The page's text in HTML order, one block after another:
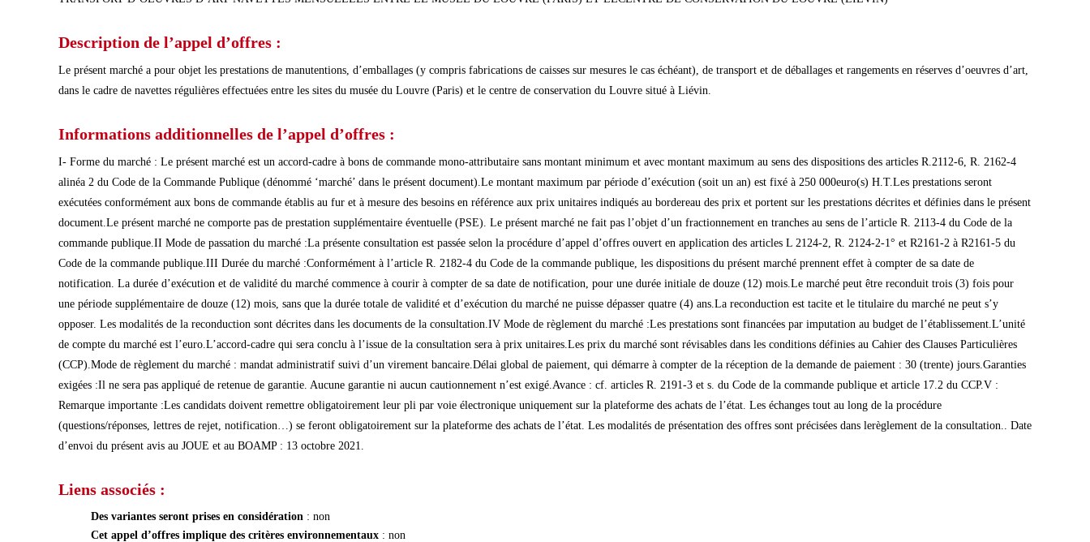
Description de l’appel d’offres :
Le présent marché a pour objet les prestations de manutentions, d’emballages (y compris fabrications de caisses sur mesures le cas échéant), de transport et de déballages et rangements en réserves d’oeuvres d’art,
dans le cadre de navettes régulières effectuées entre les sites du musée du Louvre (Paris) et le centre de conservation du Louvre situé à Liévin.
Informations additionnelles de l’appel d’offres :
I- Forme du marché : Le présent marché est un accord-cadre à bons de commande mono-attributaire sans montant minimum et avec montant maximum au sens des dispositions des articles R.2112-6, R. 2162-4
alinéa 2 du Code de la Commande Publique (dénommé ‘marché’ dans le présent document).Le montant maximum par période d’exécution (soit un an) est fixé à 250 000euro(s) H.T.Les prestations seront
exécutées conformément aux bons de commande établis au fur et à mesure des besoins en référence aux prix unitaires indiqués au bordereau des prix et portent sur les prestations décrites et définies dans le présent
document.Le présent marché ne comporte pas de prestation supplémentaire éventuelle (PSE). Le présent marché ne fait pas l’objet d’un fractionnement en tranches au sens de l’article R. 2113-4 du Code de la
commande publique.II Mode de passation du marché :La présente consultation est passée selon la procédure d’appel d’offres ouvert en application des articles L 2124-2, R. 2124-2-1° et R2161-2 à R2161-5 du
Code de la commande publique.III Durée du marché :Conformément à l’article R. 2182-4 du Code de la commande publique, les dispositions du présent marché prennent effet à compter de sa date de
notification. La durée d’exécution et de validité du marché commence à courir à compter de sa date de notification, pour une durée initiale de douze (12) mois.Le marché peut être reconduit trois (3) fois pour
une période supplémentaire de douze (12) mois, sans que la durée totale de validité et d’exécution du marché ne puisse dépasser quatre (4) ans.La reconduction est tacite et le titulaire du marché ne peut s’y
opposer. Les modalités de la reconduction sont décrites dans les documents de la consultation.IV Mode de règlement du marché :Les prestations sont financées par imputation au budget de l’établissement.L’unité
de compte du marché est l’euro.L’accord-cadre qui sera conclu à l’issue de la consultation sera à prix unitaires.Les prix du marché sont révisables dans les conditions définies au Cahier des Clauses Particulières
(CCP).Mode de règlement du marché : mandat administratif suivi d’un virement bancaire.Délai global de paiement, qui démarre à compter de la réception de la demande de paiement : 30 (trente) jours.Garanties
exigées :Il ne sera pas appliqué de retenue de garantie. Aucune garantie ni aucun cautionnement n’est exigé.Avance : cf. articles R. 2191-3 et s. du Code de la commande publique et article 17.2 du CCP.V :
Remarque importante :Les candidats doivent remettre obligatoirement leur pli par voie électronique uniquement sur la plateforme des achats de l’état. Les échanges tout au long de la procédure
(questions/réponses, lettres de rejet, notification…) se feront obligatoirement sur la plateforme des achats de l’état. Les modalités de présentation des offres sont précisées dans lerèglement de la consultation.. Date
d’envoi du présent avis au JOUE et au BOAMP : 13 octobre 2021.
Liens associés :
Des variantes seront prises en considération : non
Cet appel d’offres implique des critères environnementaux : non